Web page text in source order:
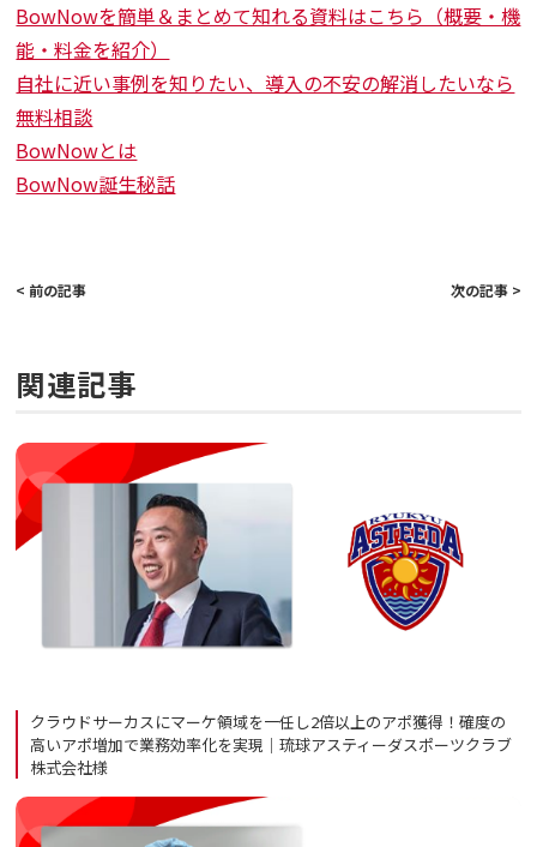
BowNowを簡単＆まとめて知れる資料はこちら（概要・機
能・料金を紹介）
自社に近い事例を知りたい、導入の不安の解消したいなら
無料相談
BowNowとは
BowNow誕生秘話
< 前の記事 次の記事 >
関連記事
クラウドサーカスにマーケ領域を一任し2倍以上のアポ獲得！確度の
高いアポ増加で業務効率化を実現｜琉球アスティーダスポーツクラブ
株式会社様